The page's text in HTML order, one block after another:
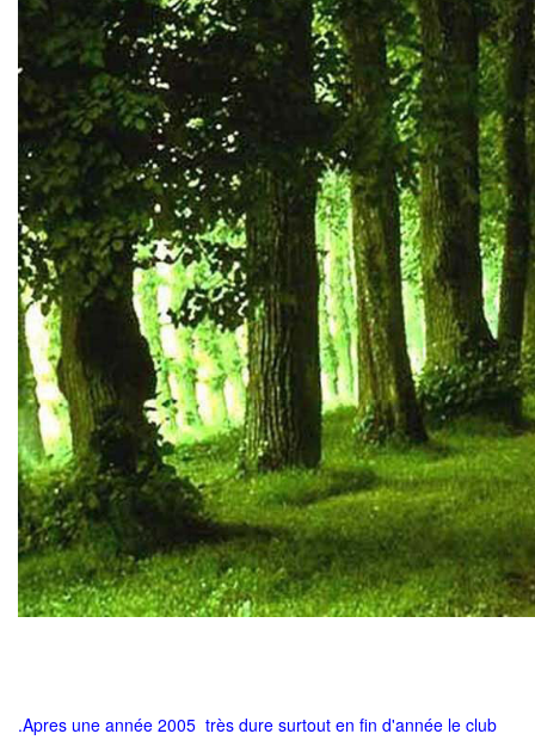
.Apres une année 2005 très dure surtout en fin d'année le club